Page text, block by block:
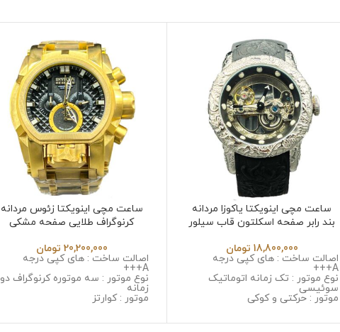
ساعت مچی اینویکتا یاکوزا مردانه
بند رابر صفحه اسکلتون قاب سیلور
18,800,000 تومان
اصالت ساخت : های کپی درجه
A+++
نوع موتور : تک زمانه اتوماتیک
سوئیسی
موتور : حرکتی و کوکی
جنس قاب : استینلس استیل ضد
جنس شیشه : مینرال گلس با
ساعت مچی اینویکتا زئوس مردانه
کرنوگراف طلایی صفحه مشکی
20,200,000 تومان
اصالت ساخت : های کپی درجه
A+++
نوع موتور : سه موتوره کرنوگراف دو
زمانه
موتور : کوارتز
جنس شیشه : سافایر ضد خش